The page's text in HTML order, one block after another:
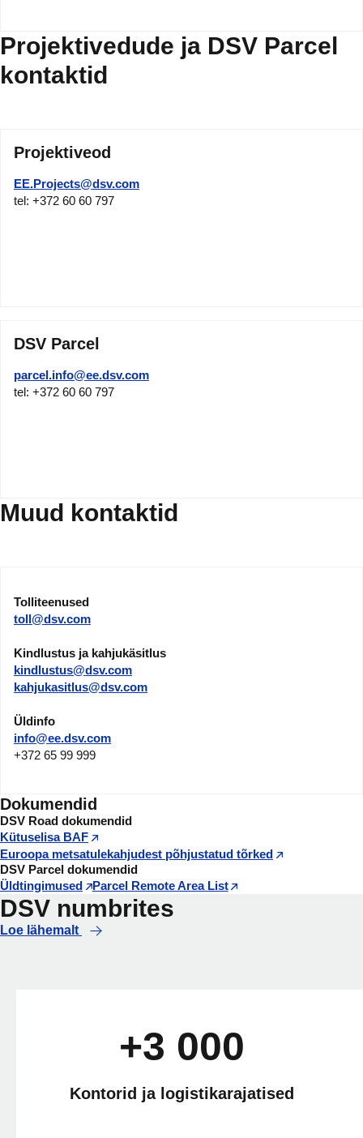
Projektivedude ja DSV Parcel
kontaktid
Projektiveod
EE.Projects@dsv.com
tel: +372 60 60 797
DSV Parcel
parcel.info@ee.dsv.com
tel: +372 60 60 797
Muud kontaktid
Tolliteenused
toll@dsv.com
Kindlustus ja kahjukäsitlus
kindlustus@dsv.com
kahjukasitlus@dsv.com
Üldinfo
info@ee.dsv.com
+372 65 99 999
Dokumendid
DSV Road dokumendid
Kütuselisa BAF
Euroopa metsatulekahjudest põhjustatud tõrked
DSV Parcel dokumendid
Üldtingimused
Parcel Remote Area List
DSV numbrites
Loe lähemalt
+3 000
Kontorid ja logistikarajatised